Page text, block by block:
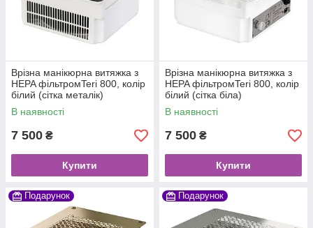
Врізна манікюрна витяжка з
HEPA фільтромTeri 800, колір
білий (сітка металік)
В наявності
7 500 ₴
Купити
Врізна манікюрна витяжка з
HEPA фільтромTeri 800, колір
білий (сітка біла)
В наявності
7 500 ₴
Купити
Подарунок Подарунок